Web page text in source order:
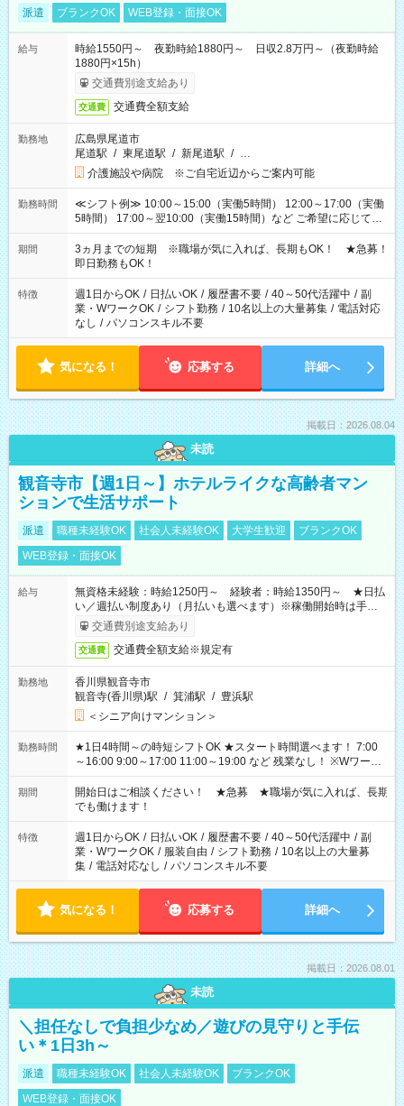
派遣 ブランクOK WEB登録・面接OK
給与
時給1550円～ 夜勤時給1880円～ 日収2.8万円～（夜勤時給
1880円×15h）
交通費別途支給あり
交通費 交通費全額支給
勤務地
広島県尾道市
尾道駅 / 東尾道駅 / 新尾道駅 / …
介護施設や病院 ※ご自宅近辺からご案内可能
勤務時間
≪シフト例≫ 10:00～15:00（実働5時間） 12:00～17:00（実働
5時間） 17:00～翌10:00（実働15時間）など ご希望に応じて、
働く時間は調整できます！ お気軽に担当へ相談ください！
期間
3ヵ月までの短期 ※職場が気に入れば、長期もOK！ ★急募！
即日勤務もOK！
特徴 週1日からOK / 日払いOK / 履歴書不要 / 40～50代活躍中 / 副
業・WワークOK / シフト勤務 / 10名以上の大量募集 / 電話対応
なし / パソコンスキル不要
気になる！ 応募する 詳細へ
掲載日：2026.08.04
未読
観音寺市【週1日～】ホテルライクな高齢者マン
ションで生活サポート
派遣 職種未経験OK 社会人未経験OK 大学生歓迎
ブランクOK
WEB登録・面接OK
給与
無資格未経験：時給1250円～ 経験者：時給1350円～ ★日払
い／週払い制度あり（月払いも選べます）※稼働開始時は手続き
完了次第のお支払いとなります。
交通費別途支給あり
交通費 交通費全額支給※規定有
勤務地
香川県観音寺市
観音寺(香川県)駅 / 箕浦駅 / 豊浜駅
＜シニア向けマンション＞
勤務時間
★1日4時間～の時短シフトOK ★スタート時間選べます！ 7:00
～16:00 9:00～17:00 11:00～19:00 など 残業なし！ ※Wワーク
の場合、他のお仕事と合わせ週40時間超の就業はご案内できま
せん ※法令に基づき、週20時間以上勤務は社会保険への加入対
象となります ※労働者派遣法（日雇い派遣の原則禁止）によ
り、短時間・短期間の就業はご案内が難しい場合があります
期間
開始日はご相談ください！ ★急募 ★職場が気に入れば、長期
でも働けます！
特徴 週1日からOK / 日払いOK / 履歴書不要 / 40～50代活躍中 / 副
業・WワークOK / 服装自由 / シフト勤務 / 10名以上の大量募
集 / 電話対応なし / パソコンスキル不要
気になる！ 応募する 詳細へ
掲載日：2026.08.01
未読
＼担任なしで負担少なめ／遊びの見守りと手伝
い＊1日3h～
派遣 職種未経験OK 社会人未経験OK
ブランクOK
WEB登録・面接OK